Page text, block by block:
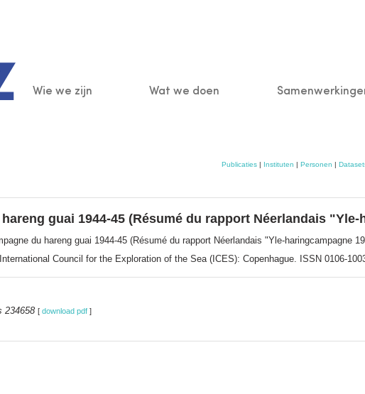
Main
Wie we zijn Wat we doen
Publicaties| Instituten | Personen |
guai 1944-45 (Résumé du rapport Néerlandais
du hareng guai 1944-45 (Résumé du rapport Néerlandais "Yle-haringcampagne
Council for the Exploration of the Sea (ICES): Copenhague. ISSN 0106-
234658 [ download pdf ]